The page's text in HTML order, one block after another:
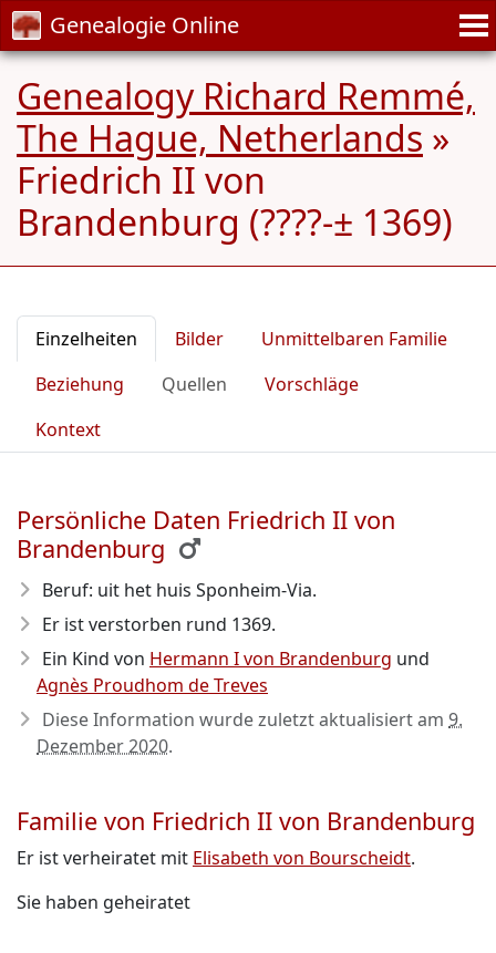
Genealogie Online
Genealogy Richard Remmé,
The Hague, Netherlands »
Friedrich II von
Brandenburg (????-± 1369)
Einzelheiten Bilder
Unmittelbaren Familie
Beziehung
Quellen
Vorschläge
Kontext
Persönliche Daten Friedrich II von
Brandenburg
Beruf: uit het huis Sponheim-Via.
Er ist verstorben rund 1369.
Ein Kind von Hermann I von Brandenburg und
Agnès Proudhom de Treves
Diese Information wurde zuletzt aktualisiert am 9.
Dezember 2020.
Familie von Friedrich II von Brandenburg
Er ist verheiratet mit Elisabeth von Bourscheidt.
Sie haben geheiratet